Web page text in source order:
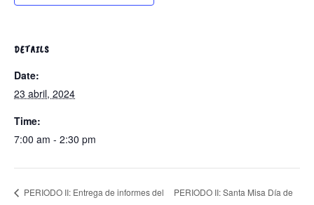
DETAILS
Date:
23 abril, 2024
Time:
7:00 am - 2:30 pm
PERIODO II: Entrega de informes del
PERIODO II: Santa Misa Día de